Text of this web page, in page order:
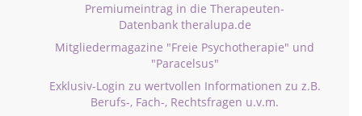
Premiumeintrag in die Therapeuten-
Datenbank theralupa.de
Mitgliedermagazine "Freie Psychotherapie" und
"Paracelsus"
Exklusiv-Login zu wertvollen Informationen zu z.B.
Berufs-, Fach-, Rechtsfragen u.v.m.